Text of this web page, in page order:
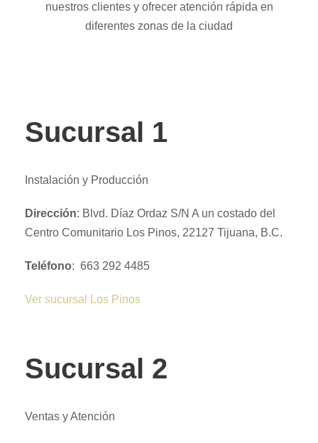
nuestros clientes y ofrecer atención rápida en
diferentes zonas de la ciudad
Sucursal 1
Instalación y Producción
Dirección: Blvd. Díaz Ordaz S/N A un costado del
Centro Comunitario Los Pinos, 22127 Tijuana, B.C.
Teléfono: 663 292 4485
Ver sucursal Los Pinos
Sucursal 2
Ventas y Atención